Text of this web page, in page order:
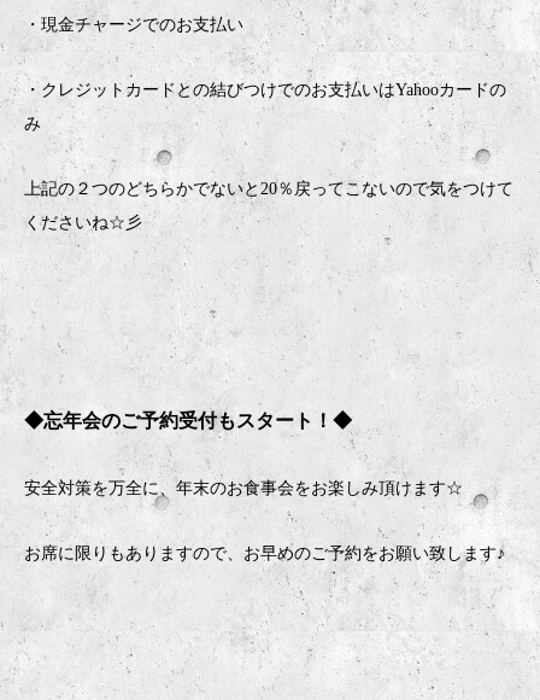
・現金チャージでのお支払い
・クレジットカードとの結びつけでのお支払いはYahooカードの
み
上記の２つのどちらかでないと20％戻ってこないので気をつけて
くださいね☆彡
◆忘年会のご予約受付もスタート！◆
安全対策を万全に、年末のお食事会をお楽しみ頂けます☆
お席に限りもありますので、お早めのご予約をお願い致します♪